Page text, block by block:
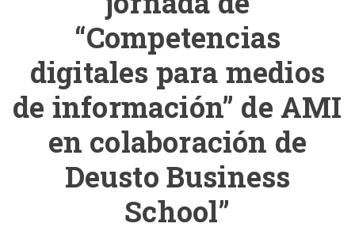
“Competencias
digitales para medios
de información” de AMI
en colaboración de
Deusto Business
School”